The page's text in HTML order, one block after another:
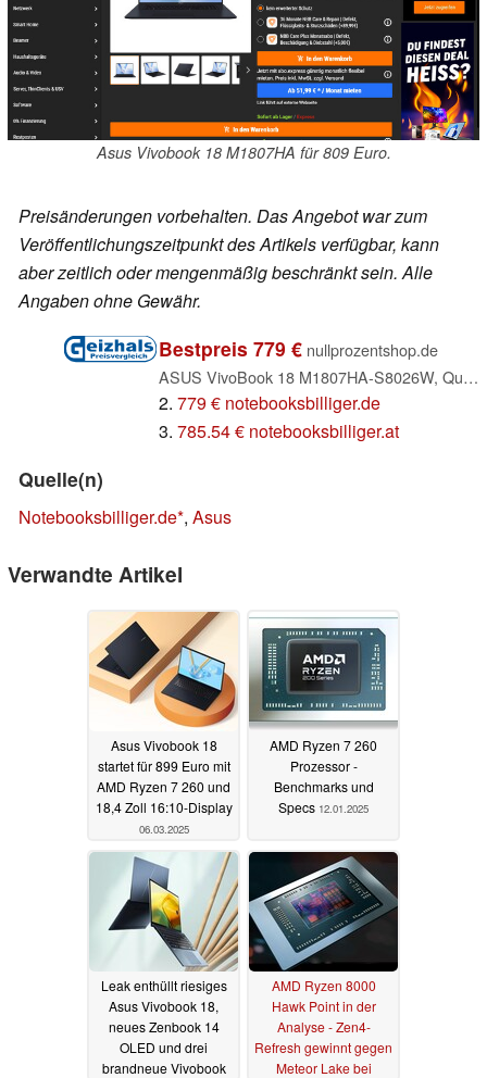
Asus Vivobook 18 M1807HA für 809 Euro.
Preisänderungen vorbehalten. Das Angebot war zum
Veröffentlichungszeitpunkt des Artikels verfügbar, kann
aber zeitlich oder mengenmäßig beschränkt sein. Alle
Angaben ohne Gewähr.
Bestpreis 779 € nullprozentshop.de
ASUS VivoBook 18 M1807HA-S8026W, Quiet Blue, Ryzen 7 260, 16GB RAM, 512GB SSD, DE (90NB15P1-M00280)
2. 779 € notebooksbilliger.de
3. 785.54 € notebooksbilliger.at
Quelle(n)
Notebooksbilliger.de , Asus
Verwandte Artikel
Asus Vivobook 18
startet für 899 Euro mit
AMD Ryzen 7 260 und
18,4 Zoll 16:10-Display
06.03.2025
AMD Ryzen 7 260
Prozessor -
Benchmarks und
Specs 12.01.2025
Leak enthüllt riesiges
Asus Vivobook 18,
neues Zenbook 14
OLED und drei
brandneue Vivobook
AMD Ryzen 8000
Hawk Point in der
Analyse - Zen4-
Refresh gewinnt gegen
Meteor Lake bei